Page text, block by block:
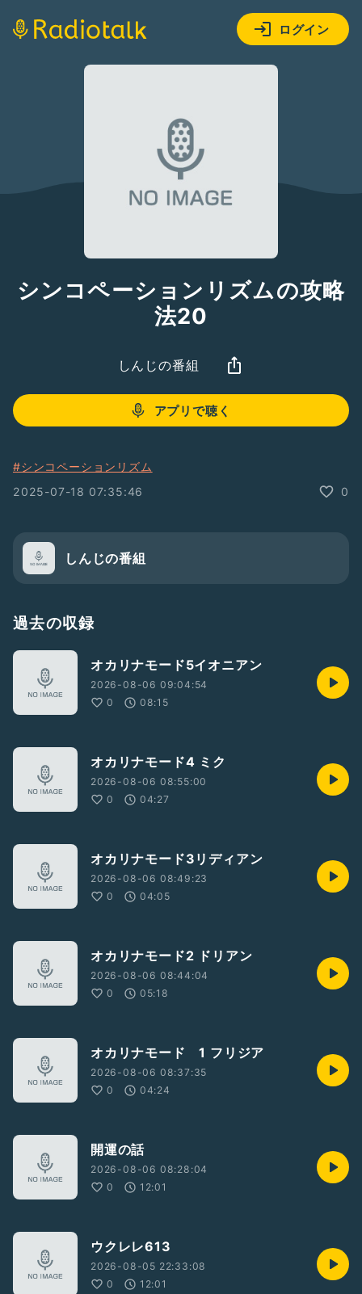
ログイン
シンコペーションリズムの攻略
法20
しんじの番組
アプリで聴く
#シンコペーションリズム
2025-07-18 07:35:46
0
しんじの番組
過去の収録
オカリナモード5イオニアン
2026-08-06 09:04:54
0
08:15
オカリナモード4 ミク
2026-08-06 08:55:00
0
04:27
オカリナモード3リディアン
2026-08-06 08:49:23
0
04:05
オカリナモード2 ドリアン
2026-08-06 08:44:04
0
05:18
オカリナモード 1 フリジア
2026-08-06 08:37:35
0
04:24
開運の話
2026-08-06 08:28:04
0
12:01
ウクレレ613
2026-08-05 22:33:08
0
12:01